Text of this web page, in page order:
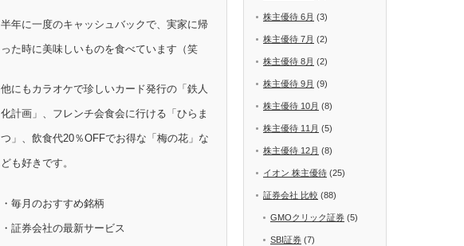
半年に一度のキャッシュバックで、実家に帰
った時に美味しいものを食べています（笑
他にもカラオケで珍しいカード発行の「鉄人
化計画」、フレンチ会食会に行ける「ひらま
つ」、飲食代20％OFFでお得な「梅の花」な
ども好きです。
・毎月のおすすめ銘柄
・証券会社の最新サービス
株主優待 6月 (3)
株主優待 7月 (2)
株主優待 8月 (2)
株主優待 9月 (9)
株主優待 10月 (8)
株主優待 11月 (5)
株主優待 12月 (8)
イオン 株主優待 (25)
証券会社 比較 (88)
GMOクリック証券 (5)
SBI証券 (7)